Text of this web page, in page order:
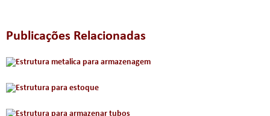
Publicações Relacionadas